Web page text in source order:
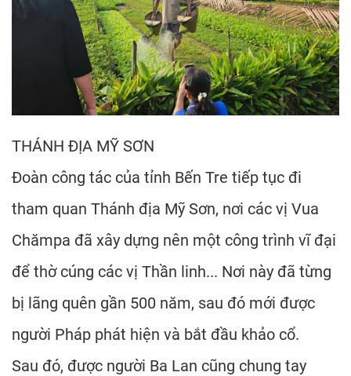
THÁNH ĐỊA MỸ SƠN
Đoàn công tác của tỉnh Bến Tre tiếp tục đi
tham quan Thánh địa Mỹ Sơn, nơi các vị Vua
Chămpa đã xây dựng nên một công trình vĩ đại
để thờ cúng các vị Thần linh... Nơi này đã từng
bị lãng quên gần 500 năm, sau đó mới được
người Pháp phát hiện và bắt đầu khảo cổ.
Sau đó, được người Ba Lan cũng chung tay